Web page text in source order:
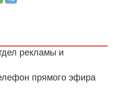
рекламы и
прямого эфира